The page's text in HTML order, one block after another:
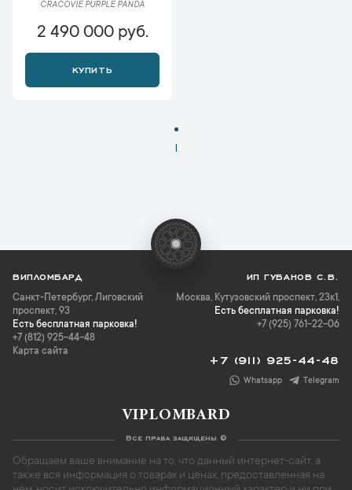
CRACOVIE PURPLE PANDA
2 490 000 руб.
КУПИТЬ
1
ВИПЛОМБАРД
Санкт-Петербург, Лиговский
проспект, 93
Есть бесплатная парковка!
+7 (812) 925-44-48
Карта сайта
ИП ГУБАНОВ С.В.
Москва, Кутузовский проспект, 23к1,
Есть бесплатная парковка!
+7 (925) 761-22-06
+7 (911) 925-44-48
Whatsapp Telegram
VIPLOMBARD
Все права защищены ©
Обращаем ваше внимание на то, что данный интернет-сайт, а
также вся информация о товарах и ценах, предоставленная на